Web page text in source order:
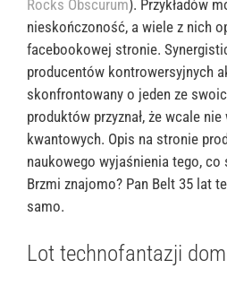
Rocks Obscurum). Przykładów
nieskończoność, a wiele z nich
facebookowej stronie.
producentów kontrowersyjnych
skonfrontowany o jeden ze
produktów przyznał, że wcale
kwantowych. Opis na stronie
naukowego wyjaśnienia tego, co
Brzmi znajomo? Pan Belt 35 lat
samo.
Lot technofantazji